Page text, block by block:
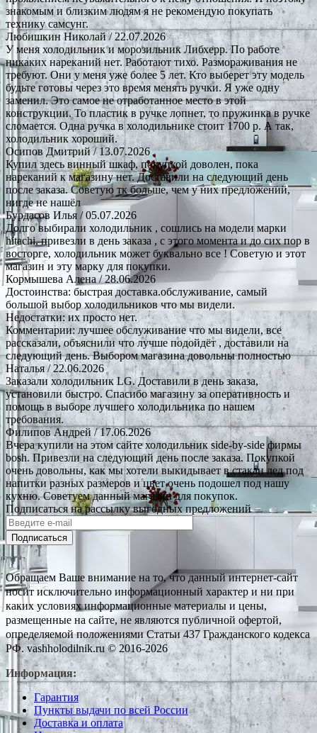
знакомым и близким людям я не рекомендую покупать
технику самсунг.
Любишкин Николай/ 22.07.2026
У меня холодильник и морозильник Либхерр. По работе
никаких нареканий нет. Работают тихо. Размораживания не
требуют. Они у меня уже более 5 лет. Кто выберет эту модель
будьте готовы через это время менять ручки. Я уже одну
заменил. Это самое не отработанное место в этой
конструкции. То пластик в ручке лопнет, то пружинка в ручке
сломается. Одна ручка в холодильнике стоит 1700 р. А так,
холодильник хороший.
Осипов Дмитрий/ 13.07.2026
Купил здесь винный шкаф, покупкой доволен, пока
нареканий к магазину нет. Доставили на следующий день
после заказа. Советую тк больше, чем у них предложений,
нигде не нашёл
Бурдасов Илья / 05.07.2026
Долго выбирали холодильник , сошлись на модели марки
hitachi, привезли в день заказа , с этого момента и до сих пор в
восторге, холодильник может буквально все ! Советую и этот
магазин и эту марку для покупки.
Кормышева Алена/ 28.06.2026
Достоинства: быстрая доставка.обслуживание, самый
большой выбор холодильников что мы видели.
Недостатки: их просто нет.
Комментарии: лучшее обслуживание что мы видели, все
рассказали, объяснили что лучше подойдёт , доставили на
следующий день. Выбором магазина довольны полностью
Наталья/ 22.06.2026
Заказали холодильник LG. Доставили в день заказа,
установили быстро. Спасибо магазину за оперативность и
помощь в выборе лучшего холодильника по нашем
требования.
Филипов Андрей/ 17.06.2026
Вчера купили на этом сайте холодильник side-by-side фирмы
bosh. Привезли на следующий день после заказа. Покупкой
очень довольны, как мы хотели выкидывает в стакан лед под
напитки разных размеров и цвет очень подошел под нашу
кухню. Советуем данный магазин для покупок.
Подписаться на рассылку выгодных предложений
Подписаться
Обращаем Ваше внимание на то, что данный интернет-сайт
носит исключительно информационный характер и ни при
каких условиях информационные материалы и цены,
размещенные на сайте, не являются публичной офертой,
определяемой положениями Статьи 437 Гражданского кодекса
РФ. vashholodilnik.ru © 2016-2026
Информация:
Гарантия
Пункты выдачи по всей России
Доставка и оплата